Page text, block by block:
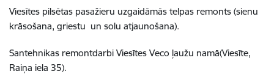
Viesītes pilsētas pasažieru uzgaidāmās telpas remonts (sienu
krāsošana, griestu un solu atjaunošana).
Santehnikas remontdarbi Viesītes Veco ļaužu namā(Viesīte,
Raiņa iela 35).